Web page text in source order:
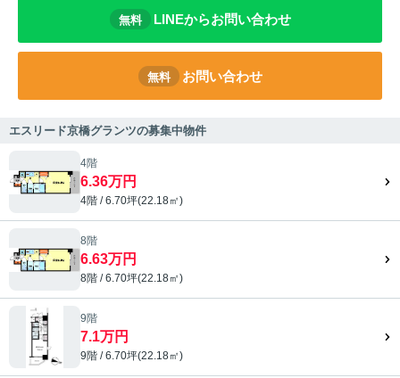
無料 LINEからお問い合わせ
無料 お問い合わせ
エスリード京橋グランツの募集中物件
4階
6.36万円
4階 / 6.70坪(22.18㎡)
8階
6.63万円
8階 / 6.70坪(22.18㎡)
9階
7.1万円
9階 / 6.70坪(22.18㎡)